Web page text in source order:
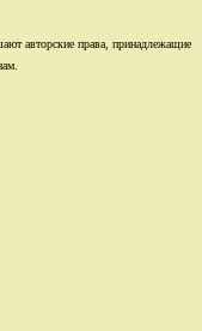
авторские права, принадлежащие